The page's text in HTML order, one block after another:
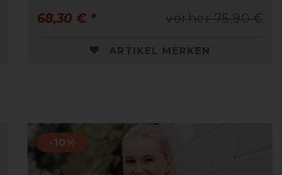
vorher 75,90 €
68,30 € *
ARTIKEL MERKEN
-10%